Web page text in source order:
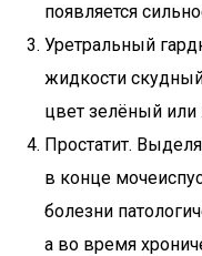
появляется
Уретральный
жидкости
цвет зелёный
Простатит.
в конце
болезни
а во время